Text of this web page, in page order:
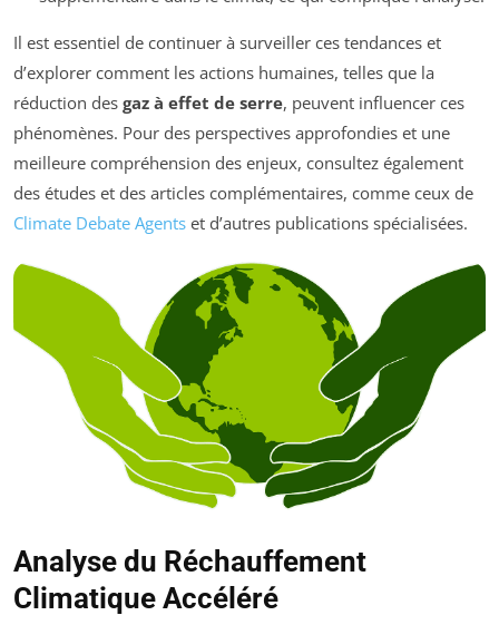
Il est essentiel de continuer à surveiller ces tendances et
d’explorer comment les actions humaines, telles que la
réduction des gaz à effet de serre, peuvent influencer ces
phénomènes. Pour des perspectives approfondies et une
meilleure compréhension des enjeux, consultez également
des études et des articles complémentaires, comme ceux de
Climate Debate Agents et d’autres publications spécialisées.
Analyse du Réchauffement
Climatique Accéléré